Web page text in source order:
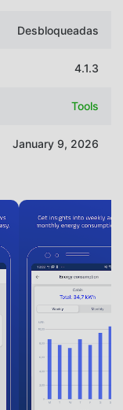
Desbloqueadas
4.1.3
Tools
January 9, 2026